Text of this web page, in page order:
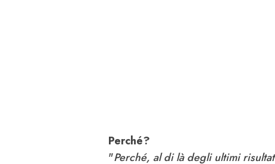
Perché?
"Perché, al di là degli ultimi